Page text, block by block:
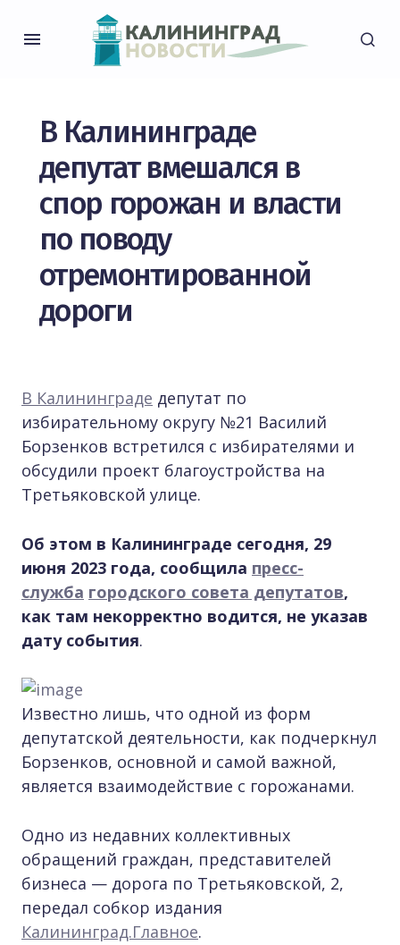
В Калининграде
депутат вмешался в
спор горожан и власти
по поводу
отремонтированной
дороги
В Калининграде депутат по
избирательному округу №21 Василий
Борзенков встретился с избирателями и
обсудили проект благоустройства на
Третьяковской улице.
Об этом в Калининграде сегодня, 29
июня 2023 года, сообщила пресс-
служба городского совета депутатов,
как там некорректно водится, не указав
дату события.
Известно лишь, что одной из форм
депутатской деятельности, как подчеркнул
Борзенков, основной и самой важной,
является взаимодействие с горожанами.
Одно из недавних коллективных
обращений граждан, представителей
бизнеса — дорога по Третьяковской, 2,
передал собкор издания
Калининград.Главное.